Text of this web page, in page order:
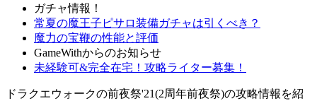
ガチャ情報！
常夏の魔王子ピサロ装備ガチャは引くべき？
魔力の宝鞭の性能と評価
GameWithからのお知らせ
未経験可&完全在宅！攻略ライター募集！
ドラクエウォークの前夜祭'21(2周年前夜祭)の攻略情報を紹